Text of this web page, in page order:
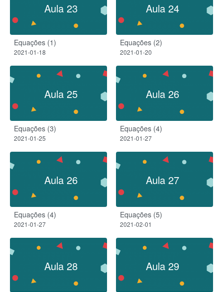
Aula 23
Equações (1)
2021-01-18
Aula 24
Equações (2)
2021-01-20
Aula 25
Equações (3)
2021-01-25
Aula 26
Equações (4)
2021-01-27
Aula 26
Equações (4)
2021-01-27
Aula 27
Equações (5)
2021-02-01
Aula 28 Aula 29